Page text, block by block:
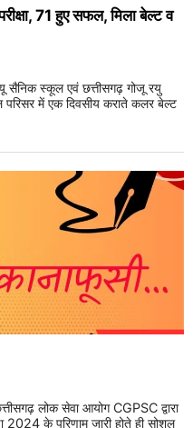
71 हुए सफल, मिला बेल्ट व
सैनिक स्कूल एवं छत्तीसगढ़ गोजू रयु
में एक दिवसीय कराते कलर बेल्ट
लोक सेवा आयोग CGPSC द्वारा
2024 के परिणाम जारी होते ही सोशल